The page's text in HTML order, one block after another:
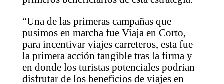
“Una de las primeras campañas que
pusimos en marcha fue Viaja en Corto,
para incentivar viajes carreteros, esta fue
la primera acción tangible tras la firma y
en donde los turistas potenciales podrían
disfrutar de los beneficios de viajes en